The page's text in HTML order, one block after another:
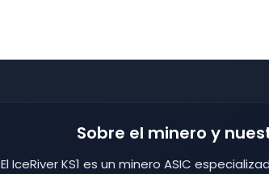
Sobre el minero y
El IceRiver KS1 es un minero ASIC